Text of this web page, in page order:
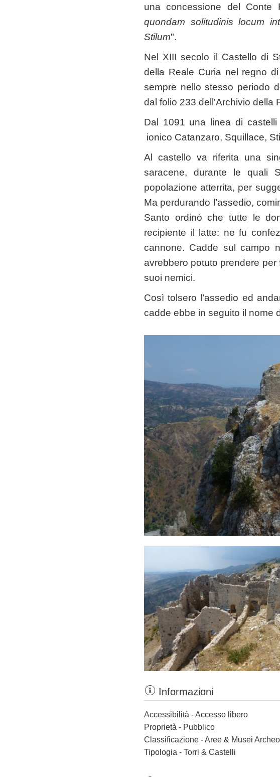
una concessione del
quondam solitudinis locum
Stilum".
Nel XIII secolo il Castello di
della Reale Curia nel regno
sempre nello stesso periodo
dal folio 233 dell'Archivio della
Dal 1091 una linea di
ionico Catanzaro, Squillace,
Al castello va riferita una
saracene, durante le quali
popolazione atterrita, per
Ma perdurando l’assedio,
Santo ordinò che tutte le
recipiente il latte: ne fu
cannone. Cadde sul campo
avrebbero potuto prendere
suoi nemici.
Così tolsero l’assedio ed
cadde ebbe in seguito il nome
Informazioni
Accessibilità - Accesso libero
Proprietà - Pubblico
Classificazione - Aree & Musei
Tipologia - Torri & Castelli